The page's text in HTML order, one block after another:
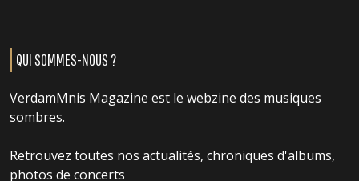
QUI SOMMES-NOUS ?
VerdamMnis Magazine est le webzine des musiques
sombres.
Retrouvez toutes nos actualités, chroniques d'albums,
photos de concerts